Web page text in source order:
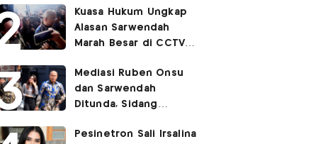
Kemesraan
Kuasa Hukum Ungkap
Alasan Sarwendah
Marah Besar di CCTV
Kecewa Mendalam
Mediasi Ruben Onsu
dan Sarwendah
Ditunda, Sidang
Pesinetron Sali Irsalina